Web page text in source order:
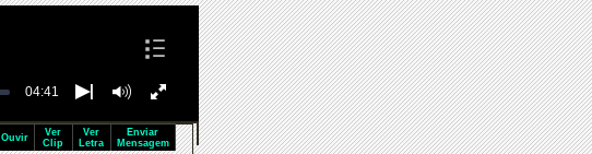
04:41
Ouvir
Ver
Clip
Ver
Letra
Enviar
Mensagem